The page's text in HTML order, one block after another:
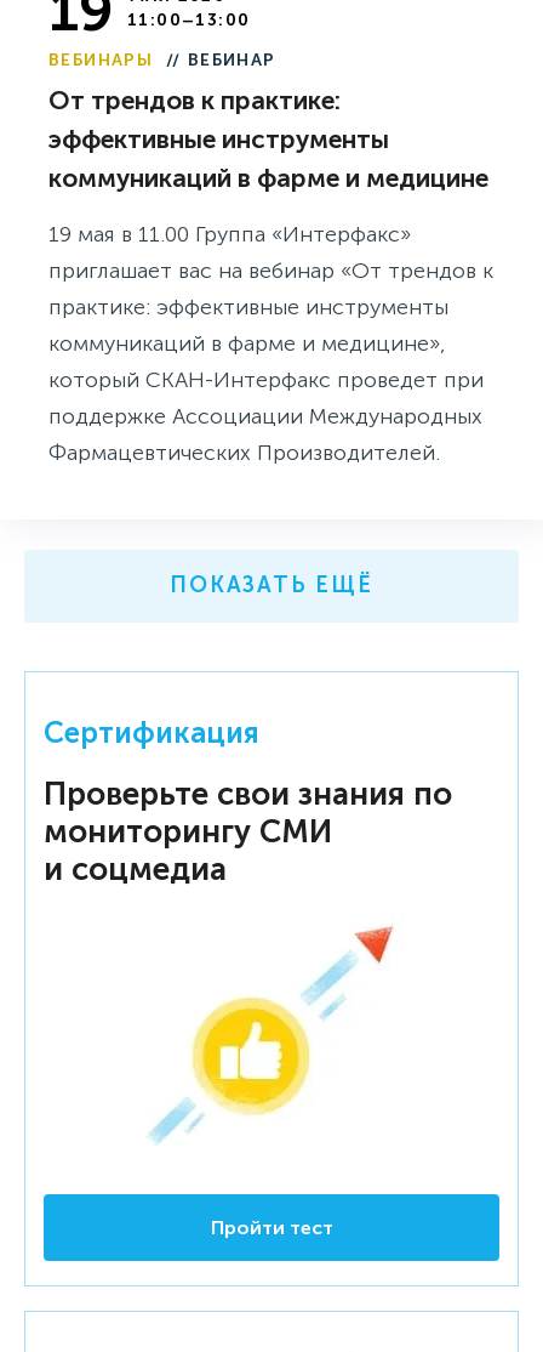
11:00–13:00
ВЕБИНАРЫ
// ВЕБИНАР
От трендов к практике:
эффективные инструменты
коммуникаций в фарме и медицине
19 мая в 11.00 Группа «Интерфакс»
приглашает вас на вебинар «От трендов к
практике: эффективные инструменты
коммуникаций в фарме и медицине»,
который СКАН-Интерфакс проведет при
поддержке Ассоциации Международных
Фармацевтических Производителей.
ПОКАЗАТЬ ЕЩЁ
Сертификация
Проверьте свои знания по
мониторингу СМИ
и соцмедиа
Пройти тест